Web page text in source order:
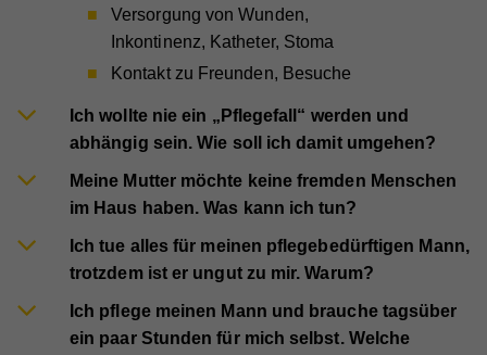
Versorgung von Wunden,
Inkontinenz, Katheter, Stoma
Kontakt zu Freunden, Besuche
Ich wollte nie ein „Pflegefall“ werden und
abhängig sein. Wie soll ich damit umgehen?
Meine Mutter möchte keine fremden Menschen
im Haus haben. Was kann ich tun?
Ich tue alles für meinen pflegebedürftigen Mann,
trotzdem ist er ungut zu mir. Warum?
Ich pflege meinen Mann und brauche tagsüber
ein paar Stunden für mich selbst. Welche